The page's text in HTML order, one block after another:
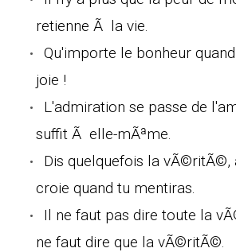
retienne Ã la vie.
Qu'importe le bonheur
joie !
L'admiration se passe de
suffit Ã elle-mÃªme.
Dis quelquefois la vÃ©ritÃ©,
croie quand tu mentiras.
Il ne faut pas dire toute la
ne faut dire que la vÃ©ritÃ©.